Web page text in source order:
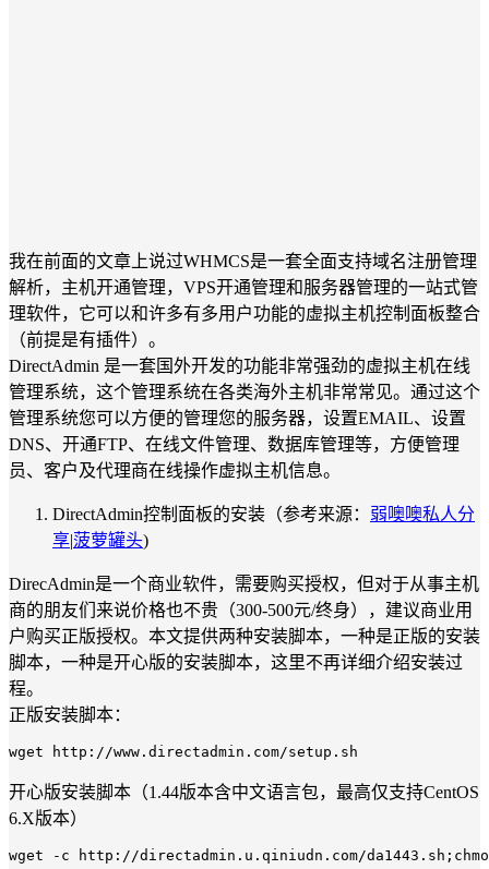
我在前面的文章上说过WHMCS是一套全面支持域名注册管理
解析，主机开通管理，VPS开通管理和服务器管理的一站式管
理软件，它可以和许多有多用户功能的虚拟主机控制面板整合
（前提是有插件）。
DirectAdmin 是一套国外开发的功能非常强劲的虚拟主机在线
管理系统，这个管理系统在各类海外主机非常常见。通过这个
管理系统您可以方便的管理您的服务器，设置EMAIL、设置
DNS、开通FTP、在线文件管理、数据库管理等，方便管理
员、客户及代理商在线操作虚拟主机信息。
DirectAdmin控制面板的安装（参考来源： 弱噢噢私人分
享|菠萝罐头)
DirecAdmin是一个商业软件，需要购买授权，但对于从事主机
商的朋友们来说价格也不贵（300-500元/终身），建议商业用
户购买正版授权。本文提供两种安装脚本，一种是正版的安装
脚本，一种是开心版的安装脚本，这里不再详细介绍安装过
程。
正版安装脚本：
开心版安装脚本（1.44版本含中文语言包，最高仅支持CentOS
6.X版本）